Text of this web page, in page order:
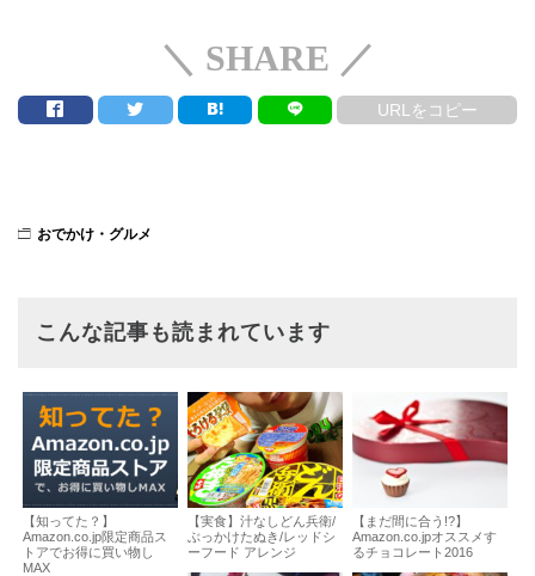
＼ SHARE ／
URLをコピー
おでかけ・グルメ
こんな記事も読まれています
【知ってた？】
Amazon.co.jp限定商品ス
トアでお得に買い物し
MAX
【実食】汁なしどん兵衛/
ぶっかけたぬき/レッドシ
ーフード アレンジ
【まだ間に合う!?】
Amazon.co.jpオススメす
るチョコレート2016